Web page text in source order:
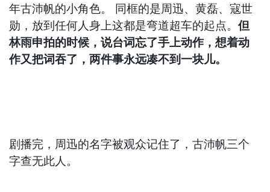
年古沛帆的小角色。 同框的是周迅、黄磊、寇世
勋，放到任何人身上这都是弯道超车的起点。但
林雨申拍的时候，说台词忘了手上动作，想着动
作又把词吞了，两件事永远凑不到一块儿。
剧播完，周迅的名字被观众记住了，古沛帆三个
字查无此人。